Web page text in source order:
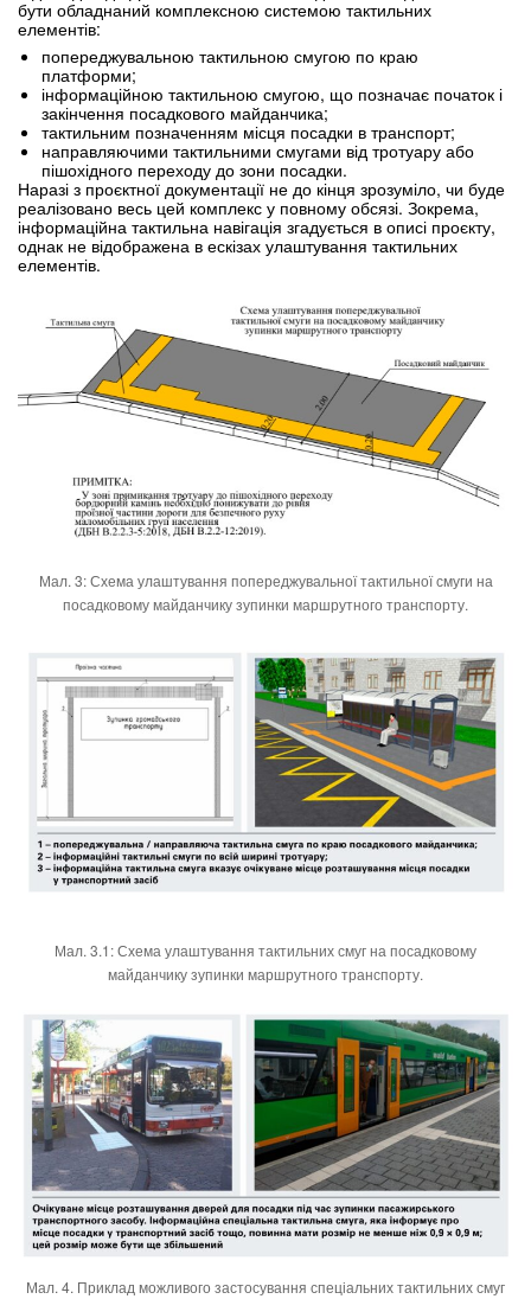
бути обладнаний комплексною системою тактильних
елементів:
попереджувальною тактильною смугою по краю
платформи;
інформаційною тактильною смугою, що позначає початок і
закінчення посадкового майданчика;
тактильним позначенням місця посадки в транспорт;
направляючими тактильними смугами від тротуару або
пішохідного переходу до зони посадки.
Наразі з проєктної документації не до кінця зрозуміло, чи буде
реалізовано весь цей комплекс у повному обсязі. Зокрема,
інформаційна тактильна навігація згадується в описі проєкту,
однак не відображена в ескізах улаштування тактильних
елементів.
Мал. 3: Схема улаштування попереджувальної тактильної смуги на
посадковому майданчику зупинки маршрутного транспорту.
Мал. 3.1: Схема улаштування тактильних смуг на посадковому
майданчику зупинки маршрутного транспорту.
Мал. 4. Приклад можливого застосування спеціальних тактильних смуг